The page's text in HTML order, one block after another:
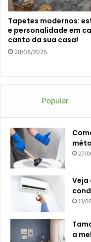
Tapetes modernos:
e personalidade em
canto da sua casa!
28/08/2025
Popular
27/
Veja
11/
a